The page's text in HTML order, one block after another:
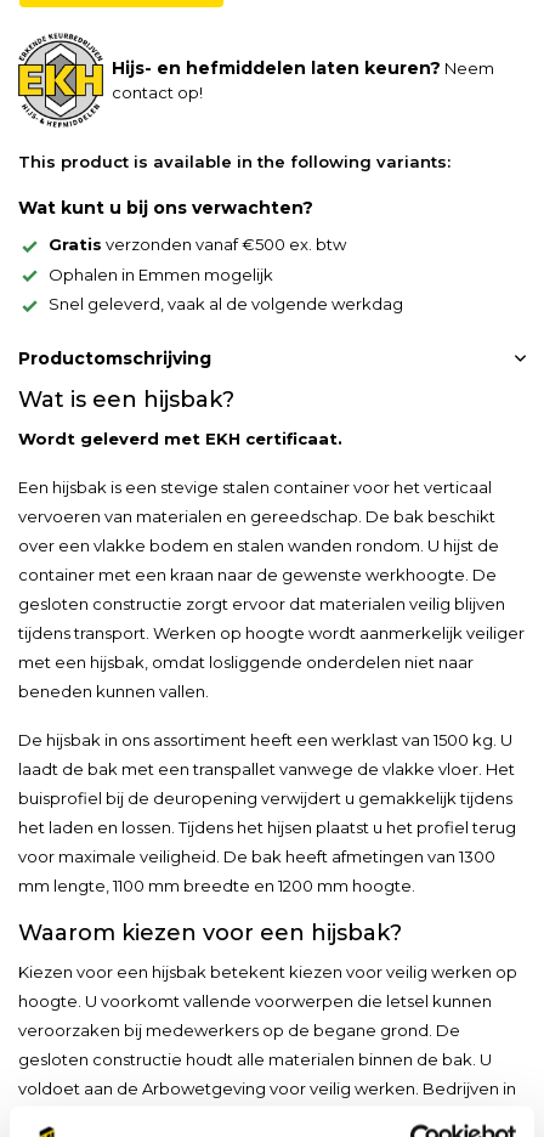
Hijs- en hefmiddelen laten keuren? Neem
contact op!
This product is available in the following variants:
Wat kunt u bij ons verwachten?
Gratis verzonden vanaf €500 ex. btw
Ophalen in Emmen mogelijk
Snel geleverd, vaak al de volgende werkdag
Productomschrijving
Wat is een hijsbak?
Wordt geleverd met EKH certificaat.
Een hijsbak is een stevige stalen container voor het verticaal
vervoeren van materialen en gereedschap. De bak beschikt
over een vlakke bodem en stalen wanden rondom. U hijst de
container met een kraan naar de gewenste werkhoogte. De
gesloten constructie zorgt ervoor dat materialen veilig blijven
tijdens transport. Werken op hoogte wordt aanmerkelijk veiliger
met een hijsbak, omdat losliggende onderdelen niet naar
beneden kunnen vallen.
De hijsbak in ons assortiment heeft een werklast van 1500 kg. U
laadt de bak met een transpallet vanwege de vlakke vloer. Het
buisprofiel bij de deuropening verwijdert u gemakkelijk tijdens
het laden en lossen. Tijdens het hijsen plaatst u het profiel terug
voor maximale veiligheid. De bak heeft afmetingen van 1300
mm lengte, 1100 mm breedte en 1200 mm hoogte.
Waarom kiezen voor een hijsbak?
Kiezen voor een hijsbak betekent kiezen voor veilig werken op
hoogte. U voorkomt vallende voorwerpen die letsel kunnen
veroorzaken bij medewerkers op de begane grond. De
gesloten constructie houdt alle materialen binnen de bak. U
voldoet aan de Arbowetgeving voor veilig werken. Bedrijven in